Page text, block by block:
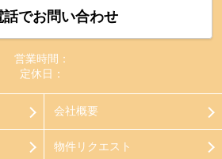
話でお問い合わせ
営業時間：
定休日：
会社概要
物件リクエスト